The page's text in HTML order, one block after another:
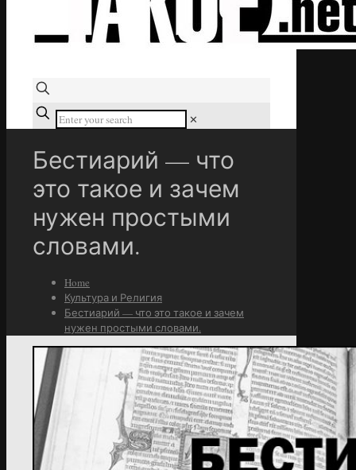
✕
Бестиарий — что
это такое и зачем
нужен простыми
словами.
Home
Культура и Религия
Бестиарий — что это такое и зачем
нужен простыми словами.